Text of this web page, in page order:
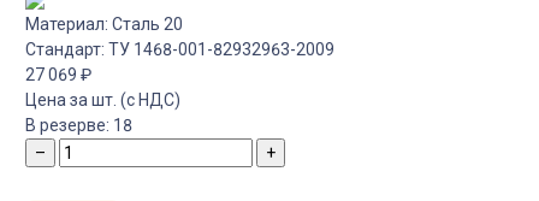
Материал: Сталь 20
Стандарт: ТУ 1468-001-82932963-2009
27 069 ₽
Цена за шт. (с НДС)
В резерве: 18
–
+